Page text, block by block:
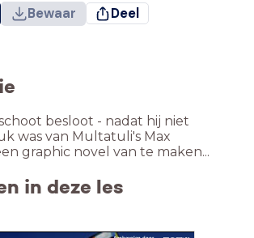
Bewaar Deel
besloot - nadat hij niet
was van Multatuli's Max
graphic novel van te maken...
in deze les